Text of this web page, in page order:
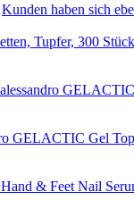
Kunden haben sich
Tupfer, 300
alessandro
GELACTIC Gel
Hand & Feet Nail